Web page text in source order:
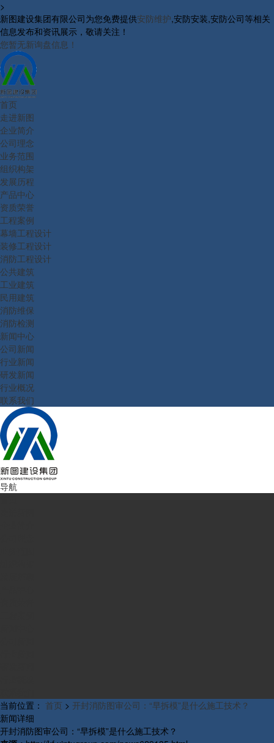
>
新图建设集团有限公司为您免费提供安防维护,安防安装,安防公司等相关
信息发布和资讯展示，敬请关注！
您暂无新询盘信息！
首页
走进新图
企业简介
公司理念
业务范围
组织构架
发展历程
产品中心
资质荣誉
工程案例
幕墙工程设计
装修工程设计
消防工程设计
公共建筑
工业建筑
民用建筑
消防维保
消防检测
新闻中心
公司新闻
行业新闻
研发新闻
行业概况
联系我们
导航
当前位置： 首页 > 开封消防图审公司：“早拆模”是什么施工技术？
新闻详细
开封消防图审公司：“早拆模”是什么施工技术？